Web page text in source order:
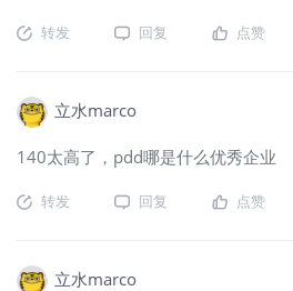
转发 回复 点赞
立水marco
140太高了，pdd哪是什么优秀企业
转发 回复 点赞
立水marco